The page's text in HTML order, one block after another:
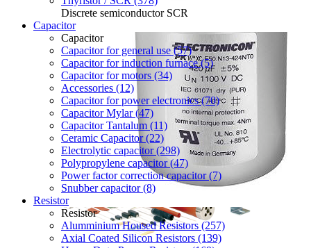
Discrete semiconductor SCR
Capacitor
Capacitor
Capacitor for general use (57)
Capacitor for induction furnace (5)
Capacitor for motors (34)
Accessories (12)
Capacitor for power electronics (70)
Capacitor Mylar (47)
Capacitor Tantalum (11)
Ceramic Capacitor (22)
Electrolytic capacitor (298)
Polypropylene capacitor (47)
Power factor correction capacitor (7)
Snubber capacitor (8)
Resistor
Resistor
Alumminium Housed Resistors (257)
Axial Coated Silicon Resistors (139)